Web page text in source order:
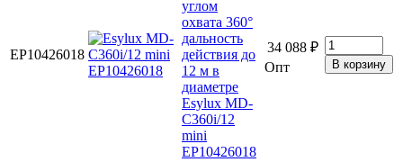
EP10426018
углом
охвата 360°
дальность
действия до
12 м в
диаметре
Esylux MD-
C360i/12
mini
EP10426018
34 088 ₽
Опт